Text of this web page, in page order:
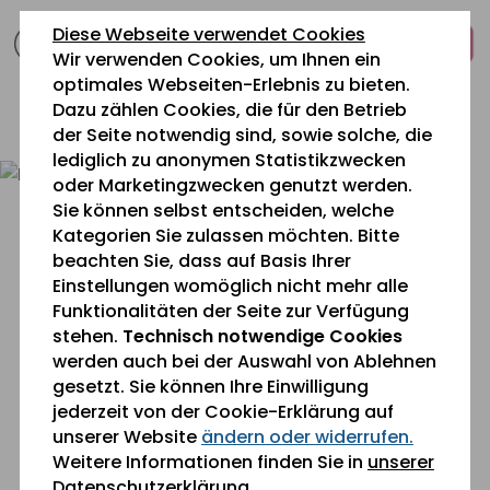
Diese Webseite verwendet Cookies
Wir verwenden Cookies, um Ihnen ein
optimales Webseiten-Erlebnis zu bieten.
Dazu zählen Cookies, die für den Betrieb
der Seite notwendig sind, sowie solche, die
lediglich zu anonymen Statistikzwecken
oder Marketingzwecken genutzt werden.
Sie können selbst entscheiden, welche
Kategorien Sie zulassen möchten. Bitte
beachten Sie, dass auf Basis Ihrer
Einstellungen womöglich nicht mehr alle
Funktionalitäten der Seite zur Verfügung
stehen. Technisch notwendige Cookies
werden auch bei der Auswahl von Ablehnen
gesetzt. Sie können Ihre Einwilligung
jederzeit von der Cookie-Erklärung auf
unserer Website ändern oder widerrufen.
Weitere Informationen finden Sie in unserer
zum
Inhalt
springen
zur
Navigation
springen
zum
Fußbereich
springen
0 26 42 40 60
Sie befinden sich gerade hier:
Karriere» Stellenanzeigen» Bewerbung
Bewerbung